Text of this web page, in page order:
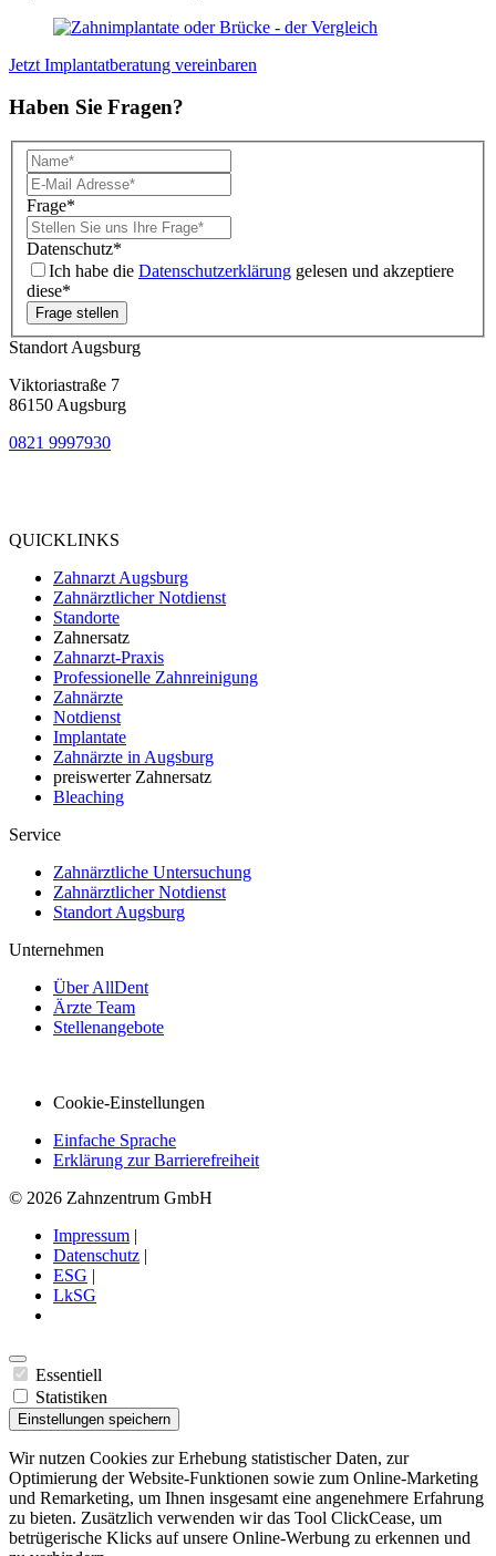
Jetzt Implantatberatung vereinbaren
Haben Sie Fragen?
Frage*
Datenschutz*
Ich habe die Datenschutzerklärung gelesen und akzeptiere
diese*
Frage stellen
Standort Augsburg
Viktoriastraße 7
86150 Augsburg
0821 9997930
QUICKLINKS
Zahnarzt Augsburg
Zahnärztlicher Notdienst
Standorte
Zahnersatz
Zahnarzt-Praxis
Professionelle Zahnreinigung
Zahnärzte
Notdienst
Implantate
Zahnärzte in Augsburg
preiswerter Zahnersatz
Bleaching
Service
Zahnärztliche Untersuchung
Zahnärztlicher Notdienst
Standort Augsburg
Unternehmen
Über AllDent
Ärzte Team
Stellenangebote
Cookie-Einstellungen
Einfache Sprache
Erklärung zur Barrierefreiheit
© 2026 Zahnzentrum GmbH
Impressum |
Datenschutz |
ESG |
LkSG
Essentiell
Statistiken
Einstellungen speichern
Wir nutzen Cookies zur Erhebung statistischer Daten, zur
Optimierung der Website-Funktionen sowie zum Online-Marketing
und Remarketing, um Ihnen insgesamt eine angenehmere Erfahrung
zu bieten. Zusätzlich verwenden wir das Tool ClickCease, um
betrügerische Klicks auf unsere Online-Werbung zu erkennen und